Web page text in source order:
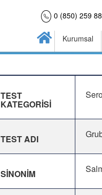
0 (850) 259
Kurumsal
TEST
KATEGORİSİ
TEST ADI
SİNONİM